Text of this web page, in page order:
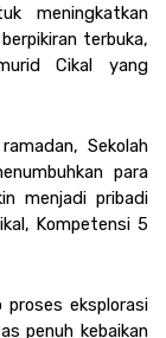
meningkatkan
terbuka,
Cikal yang
Sekolah
para
menjadi pribadi
Kompetensi 5
proses eksplorasi
penuh kebaikan